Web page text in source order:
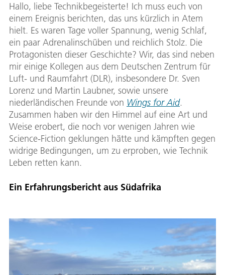
Hallo, liebe Technikbegeisterte! Ich muss euch von
einem Ereignis berichten, das uns kürzlich in Atem
hielt. Es waren Tage voller Spannung, wenig Schlaf,
ein paar Adrenalinschüben und reichlich Stolz. Die
Protagonisten dieser Geschichte? Wir, das sind neben
mir einige Kollegen aus dem Deutschen Zentrum für
Luft- und Raumfahrt (DLR), insbesondere Dr. Sven
Lorenz und Martin Laubner, sowie unsere
niederländischen Freunde von Wings for Aid.
Zusammen haben wir den Himmel auf eine Art und
Weise erobert, die noch vor wenigen Jahren wie
Science-Fiction geklungen hätte und kämpften gegen
widrige Bedingungen, um zu erproben, wie Technik
Leben retten kann.
Ein Erfahrungsbericht aus Südafrika